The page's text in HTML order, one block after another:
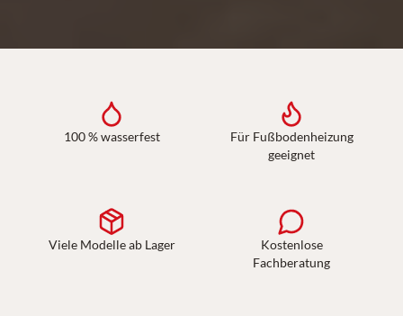
100 % wasserfest
Für Fußbodenheizung
geeignet
Viele Modelle ab Lager
Kostenlose
Fachberatung